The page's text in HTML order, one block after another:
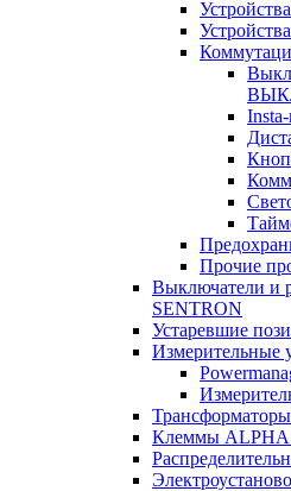
Прочие
Выключатели и
SENTRON
Устаревшие
Измерительные
Клеммы ALPHA